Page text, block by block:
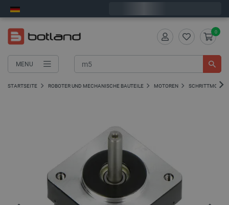
MENU
0
STARTSEITE ROBOTER UND MECHANISCHE BAUTEILE MOTOREN